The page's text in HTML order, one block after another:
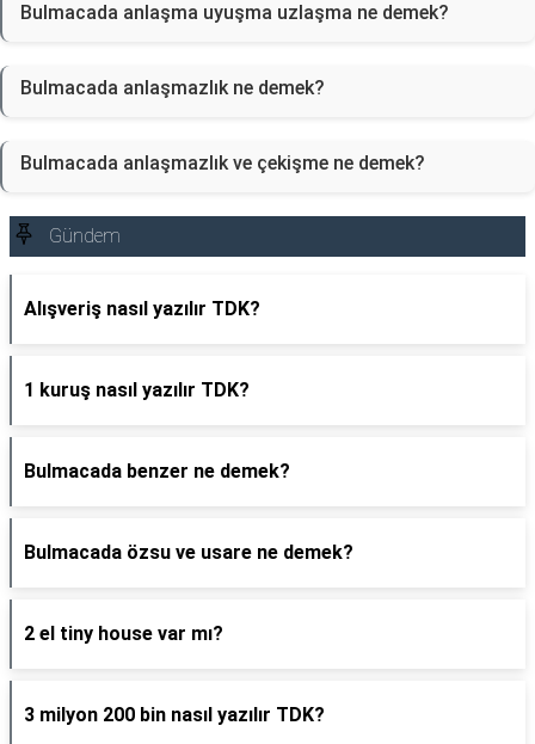
Bulmacada anlaşma uyuşma uzlaşma ne demek?
Bulmacada anlaşmazlık ne demek?
Bulmacada anlaşmazlık ve çekişme ne demek?
Gündem
Alışveriş nasıl yazılır TDK?
1 kuruş nasıl yazılır TDK?
Bulmacada benzer ne demek?
Bulmacada özsu ve usare ne demek?
2 el tiny house var mı?
3 milyon 200 bin nasıl yazılır TDK?